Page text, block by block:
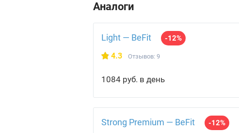
Аналоги
Light — BeFit -12%
4.3 Отзывов: 9
1084 руб. в день
Strong Premium — BeFit -12%